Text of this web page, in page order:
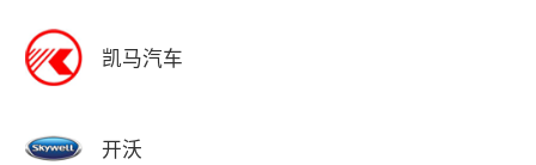
凯马汽车
开沃